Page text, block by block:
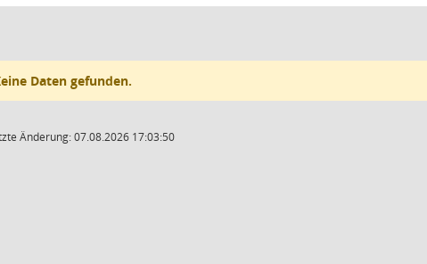
Daten gefunden.
Änderung: 07.08.2026 17:03:50